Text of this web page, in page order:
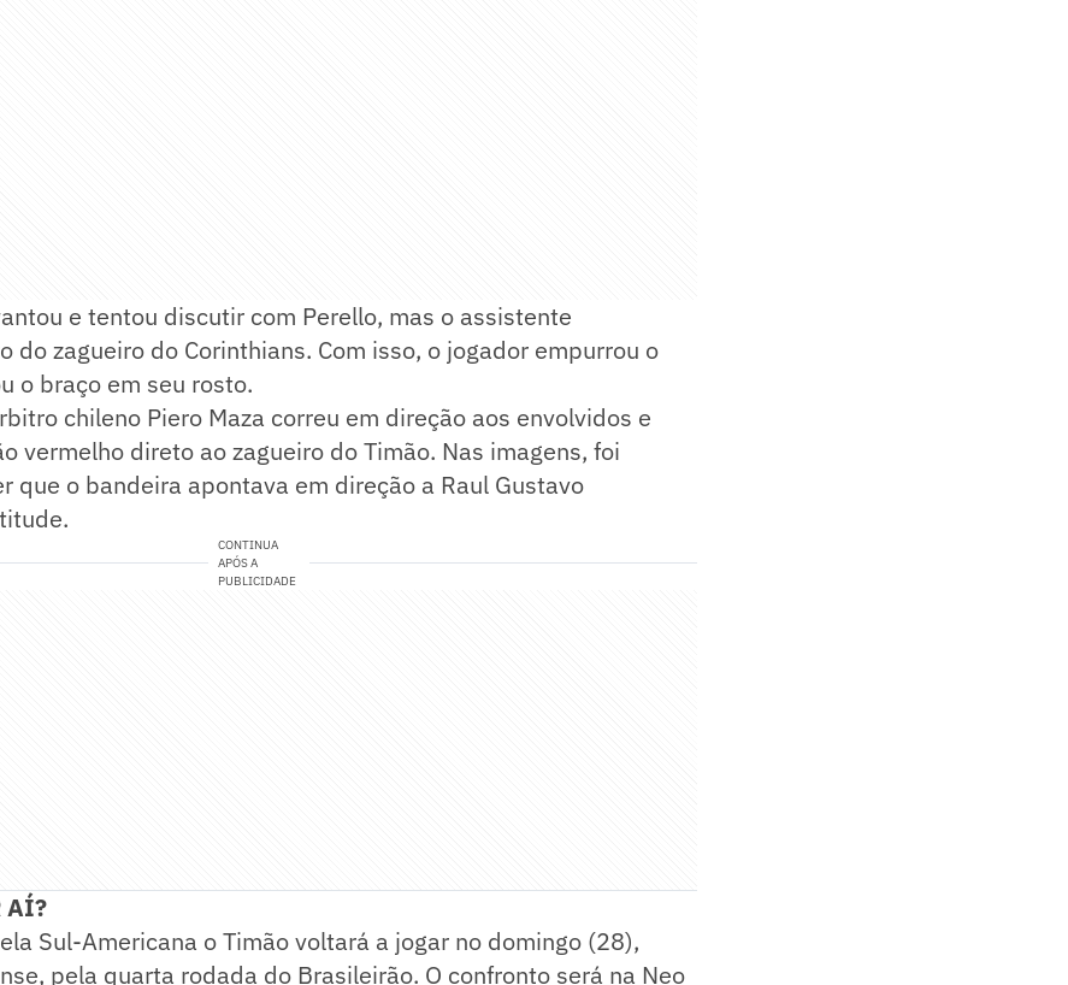
e tentou discutir com Perello, mas o assistente
do zagueiro do Corinthians. Com isso, o jogador empurrou o
o braço em seu rosto.
chileno Piero Maza correu em direção aos envolvidos e
vermelho direto ao zagueiro do Timão. Nas imagens, foi
que o bandeira apontava em direção a Raul Gustavo
CONTINUA
APÓS A
PUBLICIDADE
AÍ?
Sul-Americana o Timão voltará a jogar no domingo (28),
pela quarta rodada do Brasileirão. O confronto será na Neo